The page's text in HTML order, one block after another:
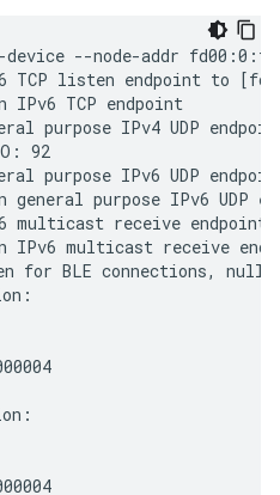
device --node-addr
TCP listen endpoint to
IPv6 TCP endpoint
purpose IPv4 UDP
92
purpose IPv6 UDP
general purpose IPv6 UDP
multicast receive
IPv6 multicast receive
for BLE connections, null